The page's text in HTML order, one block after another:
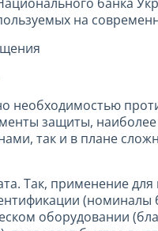
на
необходимостью
защиты,
так и в плане
Так, применение
оборудовании